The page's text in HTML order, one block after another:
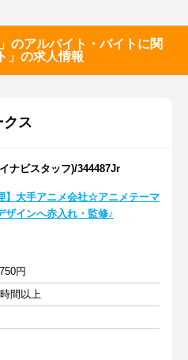
のアルバイト・バイトに関
」の求人情報
クス
ナビスタッフ)/344487Jr
】大手アニメ会社☆アニメテーマ
ザインへ赤入れ・監修♪
円
間以上